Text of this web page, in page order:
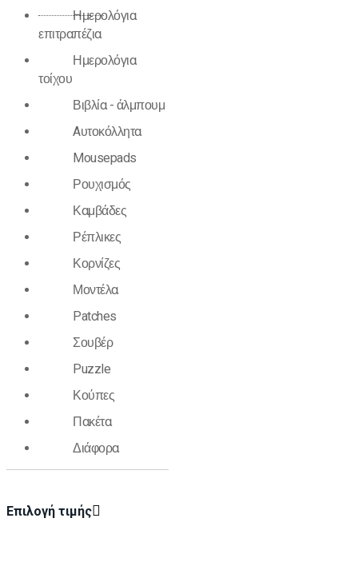
Ημερολόγια
επιτραπέζια
Ημερολόγια
τοίχου
Βιβλία - άλμπουμ
Aυτοκόλλητα
Mousepads
Ρουχισμός
Καμβάδες
Ρέπλικες
Κορνίζες
Μοντέλα
Patches
Σουβέρ
Puzzle
Κούπες
Πακέτα
Διάφορα
Επιλογή τιμής